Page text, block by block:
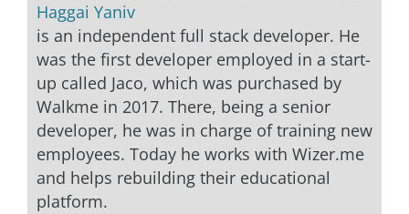
Haggai Yaniv
is an independent full stack developer. He
was the first developer employed in a start-
up called Jaco, which was purchased by
Walkme in 2017. There, being a senior
developer, he was in charge of training new
employees. Today he works with Wizer.me
and helps rebuilding their educational
platform.